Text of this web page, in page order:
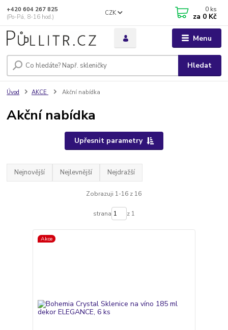
Menu
CZK
Hledat
+420 604 267 825
(Po-Pá, 8-16 hod.)
0 ks
za 0 Kč
Úvod AKCE Akční nabídka
Akční nabídka
Upřesnit parametry
Nejnovější Nejlevnější Nejdražší
Zobrazuji 1-16 z 16
strana z 1
Akce